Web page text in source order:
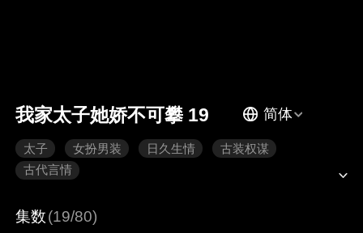
我家太子她娇不可攀 19 简体
太子 女扮男装 日久生情
古装权谋
古代言情
集数(19/80)